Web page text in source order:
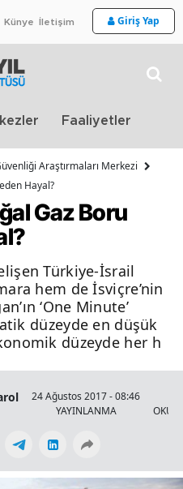
Künye İletişim Giriş Yap
Faaliyetler
Araştırmaları Merkezi
Hayal?
Gaz Boru
Türkiye-İsrail
hem de İsviçre’nin
‘One Minute’
düzeyde en düşük
düzeyde her h
24 Ağustos 2017 - 08:46
YAYINLANMA